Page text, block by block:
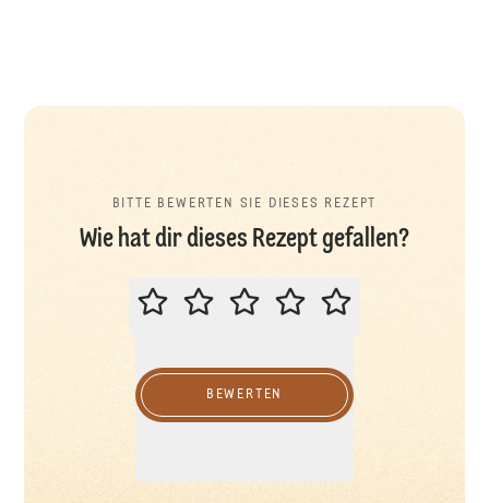
BITTE BEWERTEN SIE DIESES REZEPT
Wie hat dir dieses Rezept gefallen?
BITTE BEWERTEN SIE DIESES
BEWERTEN